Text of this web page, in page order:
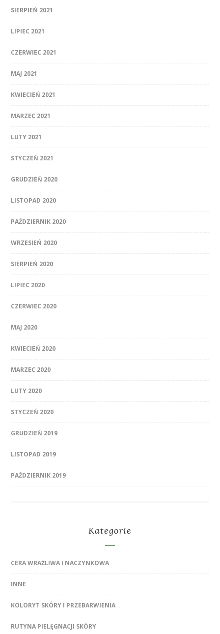
SIERPIEŃ 2021
LIPIEC 2021
CZERWIEC 2021
MAJ 2021
KWIECIEŃ 2021
MARZEC 2021
LUTY 2021
STYCZEŃ 2021
GRUDZIEŃ 2020
LISTOPAD 2020
PAŹDZIERNIK 2020
WRZESIEŃ 2020
SIERPIEŃ 2020
LIPIEC 2020
CZERWIEC 2020
MAJ 2020
KWIECIEŃ 2020
MARZEC 2020
LUTY 2020
STYCZEŃ 2020
GRUDZIEŃ 2019
LISTOPAD 2019
PAŹDZIERNIK 2019
Kategorie
CERA WRAŻLIWA I NACZYNKOWA
INNE
KOLORYT SKÓRY I PRZEBARWIENIA
RUTYNA PIELĘGNACJI SKÓRY